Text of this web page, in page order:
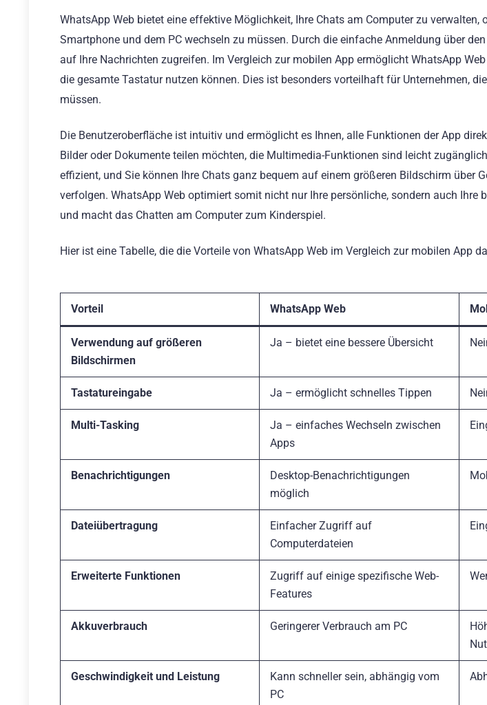
WhatsApp Web bietet eine effektive Möglichkeit, Ihre Chats am Computer zu verwalten,
Smartphone und dem PC wechseln zu müssen. Durch die einfache Anmeldung über
auf Ihre Nachrichten zugreifen. Im Vergleich zur mobilen App ermöglicht WhatsApp
die gesamte Tastatur nutzen können. Dies ist besonders vorteilhaft für Unternehmen,
müssen.
Die Benutzeroberfläche ist intuitiv und ermöglicht es Ihnen, alle Funktionen der App
Bilder oder Dokumente teilen möchten, die Multimedia-Funktionen sind leicht
effizient, und Sie können Ihre Chats ganz bequem auf einem größeren Bildschirm über
verfolgen. WhatsApp Web optimiert somit nicht nur Ihre persönliche, sondern auch Ihre
und macht das Chatten am Computer zum Kinderspiel.
Hier ist eine Tabelle, die die Vorteile von WhatsApp Web im Vergleich zur mobilen App
Vorteil WhatsApp Web
Verwendung auf größeren
Bildschirmen
Ja – bietet eine bessere Übersicht
Tastatureingabe Ja – ermöglicht schnelles Tippen
Multi-Tasking
Ja – einfaches Wechseln zwischen
Apps
Benachrichtigungen
Desktop-Benachrichtigungen
möglich
Dateiübertragung
Einfacher Zugriff auf
Computerdateien
Erweiterte Funktionen
Zugriff auf einige spezifische Web-
Features
Akkuverbrauch Geringerer Verbrauch am PC
Geschwindigkeit und Leistung
Kann schneller sein, abhängig vom
PC